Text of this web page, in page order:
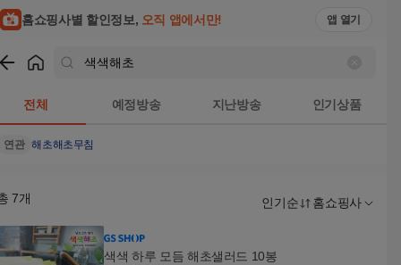
홈쇼핑사별 할인정보, 오직 앱에서만! 앱 열기
전체 예정방송 지난방송 인기상품
연관 해초해초무침
7개 인기순 홈쇼핑사
색색 하루 모듬 해초샐러드 10봉